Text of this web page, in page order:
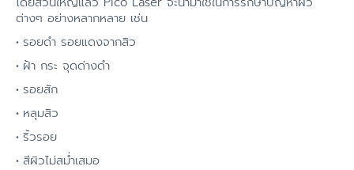
ต่างๆ อย่างหลากหลาย เช่น
รอยดำ รอยแดงจากสิว
ฝ้า กระ จุดด่างดำ
รอยสัก
หลุมสิว
ริ้วรอย
สีผิวไม่สม่ำเสมอ